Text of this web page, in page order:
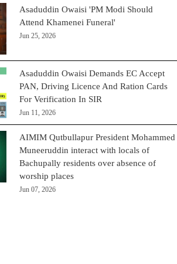
Asaduddin Owaisi 'PM Modi Should
Attend Khamenei Funeral'
Jun 25, 2026
Asaduddin Owaisi Demands EC Accept
PAN, Driving Licence And Ration Cards
For Verification In SIR
Jun 11, 2026
AIMIM Qutbullapur President Mohammed
Muneeruddin interact with locals of
Bachupally residents over absence of
worship places
Jun 07, 2026